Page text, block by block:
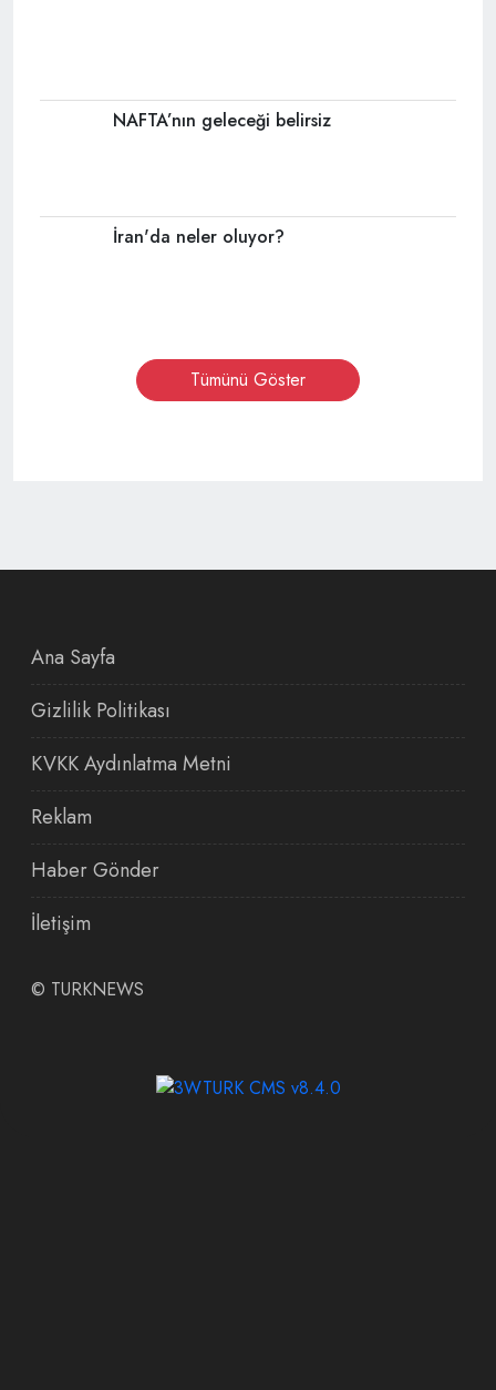
NAFTA’nın geleceği belirsiz
İran'da neler oluyor?
Tümünü Göster
Ana Sayfa
Gizlilik Politikası
KVKK Aydınlatma Metni
Reklam
Haber Gönder
İletişim
© TURKNEWS